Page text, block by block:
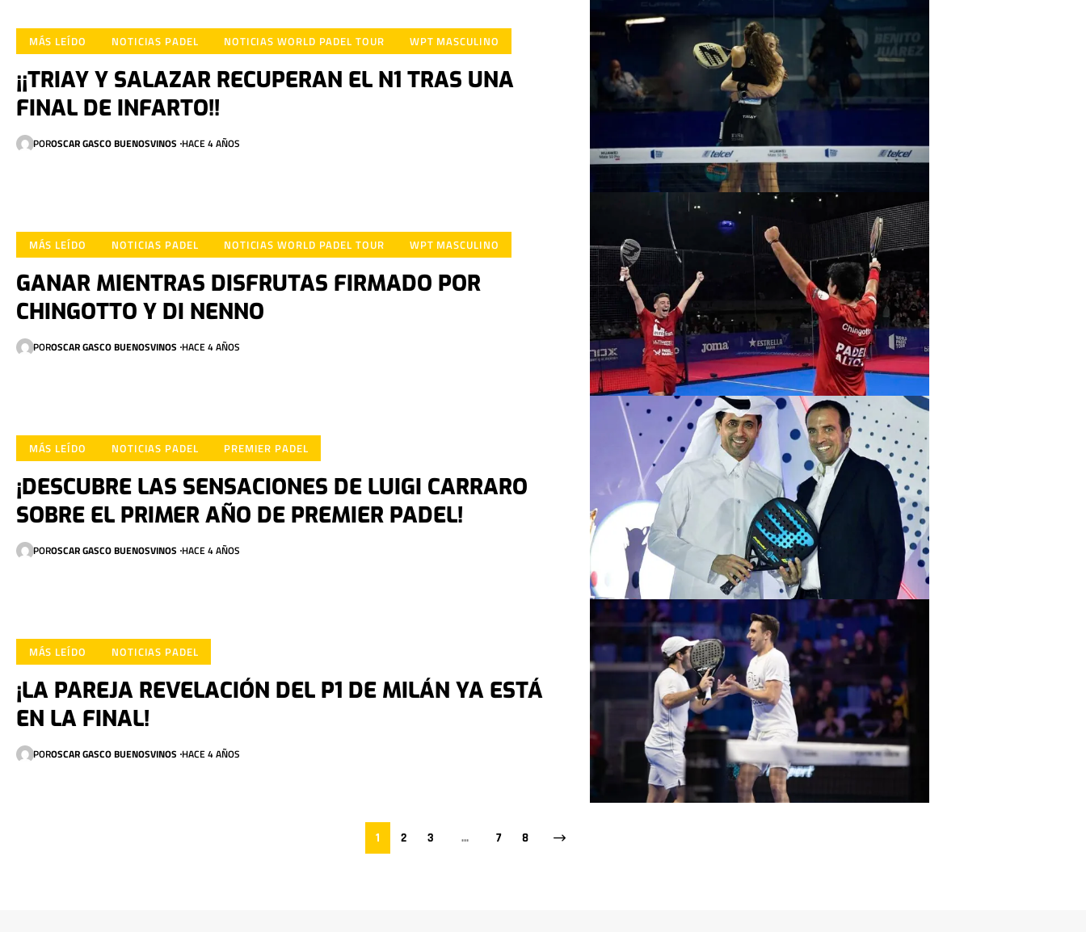
MÁS LEÍDO NOTICIAS PADEL NOTICIAS WORLD PADEL TOUR WPT MASCULINO
¡¡TRIAY Y SALAZAR RECUPERAN EL N1 TRAS UNA
FINAL DE INFARTO!!
POROSCAR GASCO BUENOSVINOS HACE 4 AÑOS
MÁS LEÍDO NOTICIAS PADEL NOTICIAS WORLD PADEL TOUR WPT MASCULINO
GANAR MIENTRAS DISFRUTAS FIRMADO POR
CHINGOTTO Y DI NENNO
POROSCAR GASCO BUENOSVINOS HACE 4 AÑOS
MÁS LEÍDO NOTICIAS PADEL PREMIER PADEL
¡DESCUBRE LAS SENSACIONES DE LUIGI CARRARO
SOBRE EL PRIMER AÑO DE PREMIER PADEL!
POROSCAR GASCO BUENOSVINOS HACE 4 AÑOS
MÁS LEÍDO NOTICIAS PADEL
¡LA PAREJA REVELACIÓN DEL P1 DE MILÁN YA ESTÁ
EN LA FINAL!
POROSCAR GASCO BUENOSVINOS HACE 4 AÑOS
1 2 3 … 7 8